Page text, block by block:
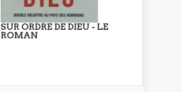
SUR ORDRE DE DIEU - LE
ROMAN